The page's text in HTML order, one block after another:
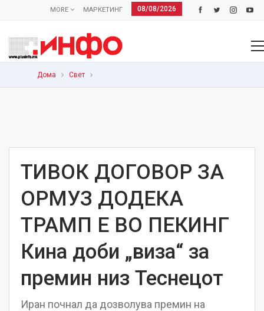
08/08/2026
МАРКЕТИНГ
MORE
Дома Свет
ТИВОК ДОГОВОР ЗА
ОРМУЗ ДОДЕКА
ТРАМП Е ВО ПЕКИНГ
Кина доби „виза“ за
премин низ Теснецот
Иран почнал да дозволува премин на